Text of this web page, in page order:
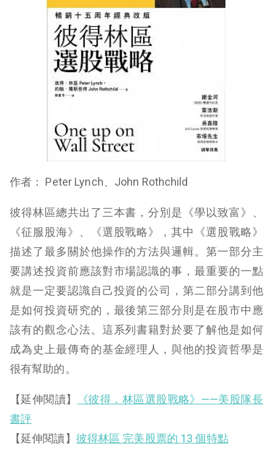
作者： Peter Lynch、John Rothchild
彼得林區總共出了三本書，分別是《學以致富》、
《征服股海》、《選股戰略》，其中《選股戰略》
描述了最多關於他操作的方法與邏輯。第一部分主
要講述投資前應該對市場認識的事，最重要的一點
就是一定要認識自己投資的公司，第二部分講到他
是如何投資研究的，最後第三部分則是在股市中應
該有的觀念心法。這系列書籍對於要了解他是如何
成為史上最傳奇的基金經理人，與他的投資哲學是
很有幫助的。
【延伸閱讀】
《彼得．林區選股戰略》——美股隊長
書評
【延伸閱讀】 彼得林區 完美股票的 13 個特點